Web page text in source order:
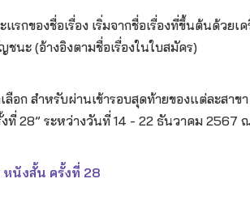
รกของชื่อเรื่อง เริ่มจากชื่อเรื่องที่ขึ้นต้นด้วย
นะ (อ้างอิงตามชื่อเรื่องในใบสมัคร)
อก สำหรับผ่านเข้ารอบสุดท้ายของแต่ละสาข
ที่ 28” ระหว่างวันที่ 14 - 22 ธันวาคม
นังสั้น ครั้งที่ 28